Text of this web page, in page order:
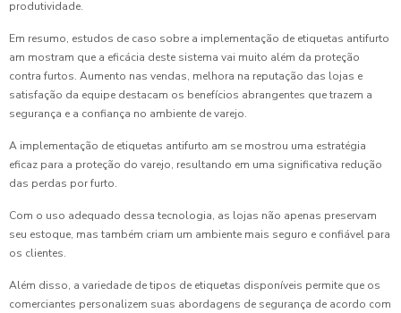
produtividade.
Em resumo, estudos de caso sobre a implementação de etiquetas antifurto
am mostram que a eficácia deste sistema vai muito além da proteção
contra furtos. Aumento nas vendas, melhora na reputação das lojas e
satisfação da equipe destacam os benefícios abrangentes que trazem a
segurança e a confiança no ambiente de varejo.
A implementação de etiquetas antifurto am se mostrou uma estratégia
eficaz para a proteção do varejo, resultando em uma significativa redução
das perdas por furto.
Com o uso adequado dessa tecnologia, as lojas não apenas preservam
seu estoque, mas também criam um ambiente mais seguro e confiável para
os clientes.
Além disso, a variedade de tipos de etiquetas disponíveis permite que os
comerciantes personalizem suas abordagens de segurança de acordo com